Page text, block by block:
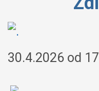
30.4.2026 od